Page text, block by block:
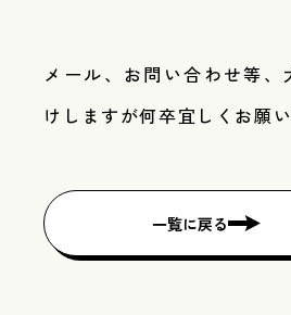
メール、お問い合わせ等、
けしますが何卒宜しくお願
一覧に戻る